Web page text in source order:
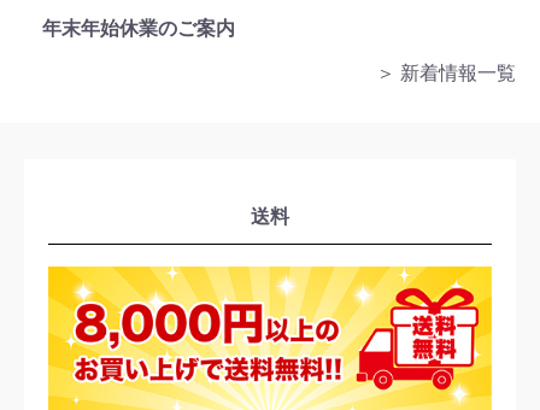
年末年始休業のご案内
＞ 新着情報一覧
送料